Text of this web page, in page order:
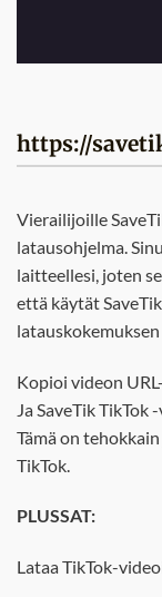
https://
Vierailijoille
latausohjelma.
laitteellesi, joten
että käytät
Kopioi videon
Ja SaveTik
Tämä on
TikTok.
PLUSSAT:
Lataa TikTok-